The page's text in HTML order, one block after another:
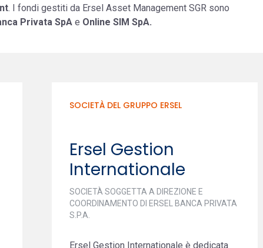
. I fondi gestiti da Ersel Asset Management SGR sono
Privata SpA e Online SIM SpA.
SOCIETÀ DEL GRUPPO ERSEL
Ersel Gestion
Internationale
SOCIETÀ SOGGETTA A DIREZIONE E
COORDINAMENTO DI ERSEL BANCA PRIVATA
S.P.A.
Ersel Gestion Internationale è dedicata